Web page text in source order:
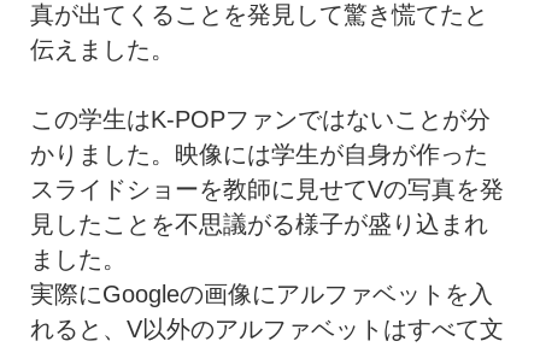
真が出てくることを発見して驚き慌てたと
伝えました。
この学生はK-POPファンではないことが分
かりました。映像には学生が自身が作った
スライドショーを教師に見せてVの写真を発
見したことを不思議がる様子が盛り込まれ
ました。
実際にGoogleの画像にアルファベットを入
れると、V以外のアルファベットはすべて文